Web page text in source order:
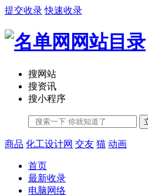
提交收录 快速收录
搜网站
搜资讯
搜小程序
商品 化工设计网 交友 猫 动画
首页
最新收录
电脑网络